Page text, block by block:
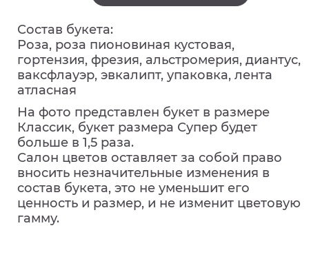
Состав букета:
Роза, роза пионовиная кустовая,
гортензия, фрезия, альстромерия, диантус,
ваксфлауэр, эвкалипт, упаковка, лента
атласная
На фото представлен букет в размере
Классик, букет размера Супер будет
больше в 1,5 раза.
Салон цветов оставляет за собой право
вносить незначительные изменения в
состав букета, это не уменьшит его
ценность и размер, и не изменит цветовую
гамму.